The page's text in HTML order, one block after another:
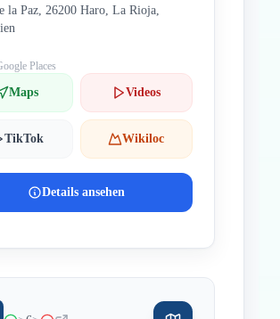
la Paz, 26200 Haro, La Rioja,
Places
Maps Videos
TikTok Wikiloc
Details ansehen